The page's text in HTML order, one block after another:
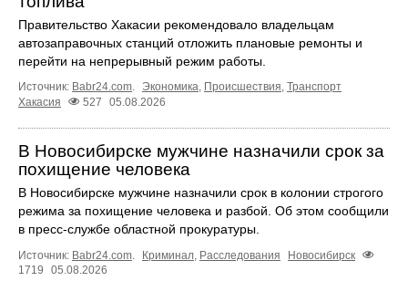
Правительство Хакасии рекомендовало владельцам
автозаправочных станций отложить плановые ремонты и
перейти на непрерывный режим работы.
Источник: Babr24.com. Экономика, Происшествия, Транспорт
Хакасия
527 05.08.2026
В Новосибирске мужчине назначили срок за
похищение человека
В Новосибирске мужчине назначили срок в колонии строгого
режима за похищение человека и разбой. Об этом сообщили
в пресс-службе областной прокуратуры.
Источник: Babr24.com. Криминал, Расследования
Новосибирск
1719
05.08.2026